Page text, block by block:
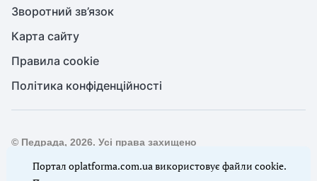
Зворотний зв’язок
Карта сайту
Правила cookie
Політика конфіденційності
© Педрада, 2026. Усі права захищено
Повне або часткове копіювання будь-яких матеріалів сайту,
цитування, публікація їх анотованих оглядів допускаються
Портал oplatforma.com.ua використовує файли cookie.